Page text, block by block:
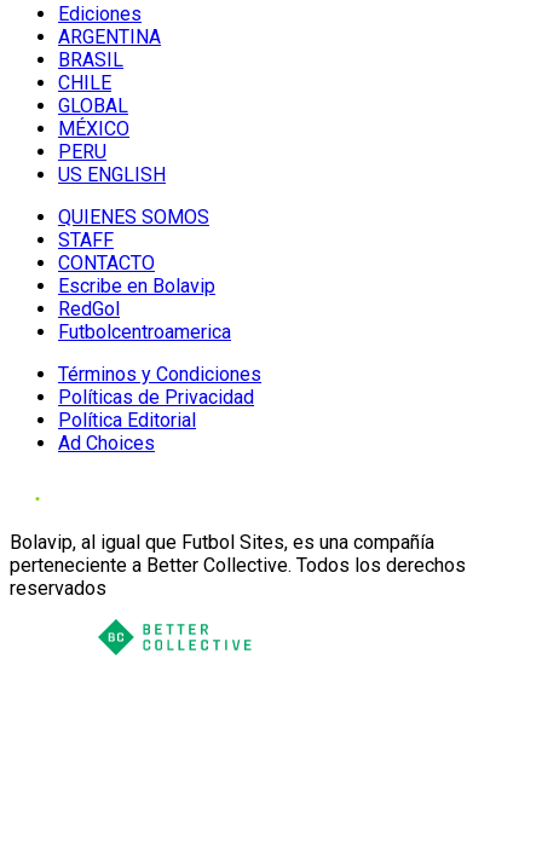
Ediciones
ARGENTINA
BRASIL
CHILE
GLOBAL
MÉXICO
PERU
US ENGLISH
QUIENES SOMOS
STAFF
CONTACTO
Escribe en Bolavip
RedGol
Futbolcentroamerica
Términos y Condiciones
Políticas de Privacidad
Política Editorial
Ad Choices
Bolavip, al igual que Futbol Sites, es una compañía
perteneciente a Better Collective. Todos los derechos
reservados